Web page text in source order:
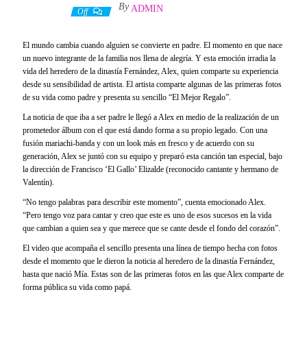
Off By ADMIN
El mundo cambia cuando alguien se convierte en padre. El momento en que nace
un nuevo integrante de la familia nos llena de alegría. Y esta emoción irradia la
vida del heredero de la dinastía Fernández, Alex, quien comparte su experiencia
desde su sensibilidad de artista. El artista comparte algunas de las primeras fotos
de su vida como padre y presenta su sencillo “El Mejor Regalo”.
La noticia de que iba a ser padre le llegó a Alex en medio de la realización de un
prometedor álbum con el que está dando forma a su propio legado. Con una
fusión mariachi-banda y con un look más en fresco y de acuerdo con su
generación, Alex se juntó con su equipo y preparó esta canción tan especial, bajo
la dirección de Francisco ‘El Gallo’ Elizalde (reconocido cantante y hermano de
Valentín).
“No tengo palabras para describir este momento”, cuenta emocionado Alex.
“Pero tengo voz para cantar y creo que este es uno de esos sucesos en la vida
que cambian a quien sea y que merece que se cante desde el fondo del corazón”.
El video que acompaña el sencillo presenta una línea de tiempo hecha con fotos
desde el momento que le dieron la noticia al heredero de la dinastía Fernández,
hasta que nació Mía. Estas son de las primeras fotos en las que Alex comparte de
forma pública su vida como papá.